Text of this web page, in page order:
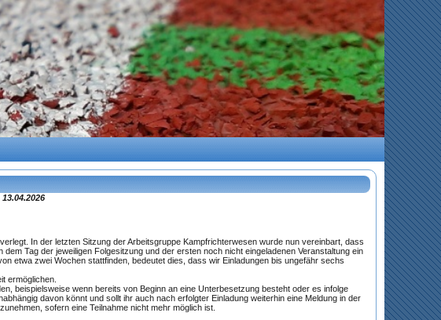
13.04.2026
In der letzten Sitzung der Arbeitsgruppe Kampfrichterwesen wurde nun vereinbart, dass
Tag der jeweiligen Folgesitzung und der ersten noch nicht eingeladenen Veranstaltung ein
etwa zwei Wochen stattfinden, bedeutet dies, dass wir Einladungen bis ungefähr sechs
ermöglichen.
beispielsweise wenn bereits von Beginn an eine Unterbesetzung besteht oder es infolge
davon könnt und sollt ihr auch nach erfolgter Einladung weiterhin eine Meldung in der
sofern eine Teilnahme nicht mehr möglich ist.